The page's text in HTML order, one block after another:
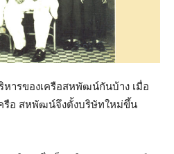
หารของเครือสหพัฒน์กันบ้าง เมื่อ
รือ สหพัฒน์จึงตั้งบริษัทใหม่ขึ้น